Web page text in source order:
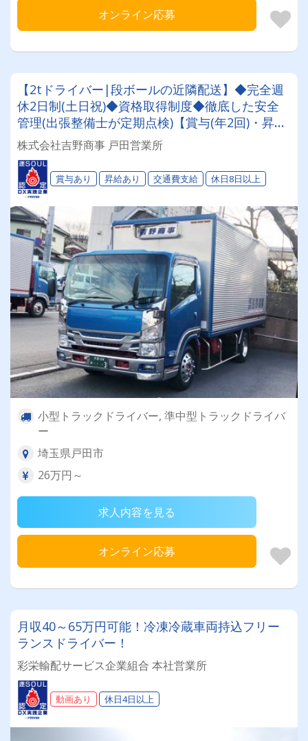
オンライン応募
【2tドライバー|段ボールの近隣配送】◆完全週
休2日制(土日祝)◆資格取得制度◆徹底した安全
管理(出張整備士が定期点検)【賞与(年2回)・昇給
(年1回)・各種手当】新車続々納車予定あり!!増
車・増便に伴う増員募集です✨
株式会社吉野商事 戸田営業所
賞与あり 昇給あり 交通費支給 休日8日以上
小型トラックドライバー, 準中型トラックドライバ
ー
埼玉県戸田市
26万円～
求人内容を見る
オンライン応募
月収40～65万円可能！冷凍冷蔵車両持込フリー
ランスドライバー！
彩栄輸配サービス企業組合 本社営業所
動画あり 休日4日以上